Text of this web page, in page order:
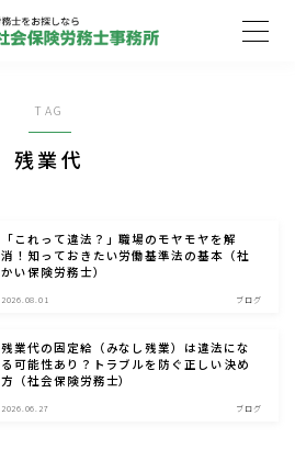
TAG
残業代
「これって違法？」職場のモヤモヤを解
消！知っておきたい労働基準法の基本（社
かい保険労務士）
2026.08.01 ブログ
残業代の固定給（みなし残業）は違法にな
る可能性あり？トラブルを防ぐ正しい決め
方（社会保険労務士）
2026.06.27 ブログ